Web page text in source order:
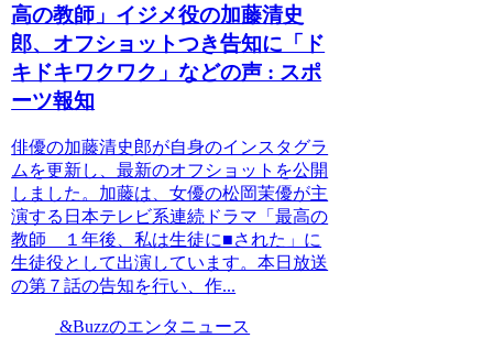
高の教師」イジメ役の加藤清史
郎、オフショットつき告知に「ド
キドキワクワク」などの声 : スポ
ーツ報知
俳優の加藤清史郎が自身のインスタグラ
ムを更新し、最新のオフショットを公開
しました。加藤は、女優の松岡茉優が主
演する日本テレビ系連続ドラマ「最高の
教師 １年後、私は生徒に■された」に
生徒役として出演しています。本日放送
の第７話の告知を行い、作...
&Buzzのエンタニュース